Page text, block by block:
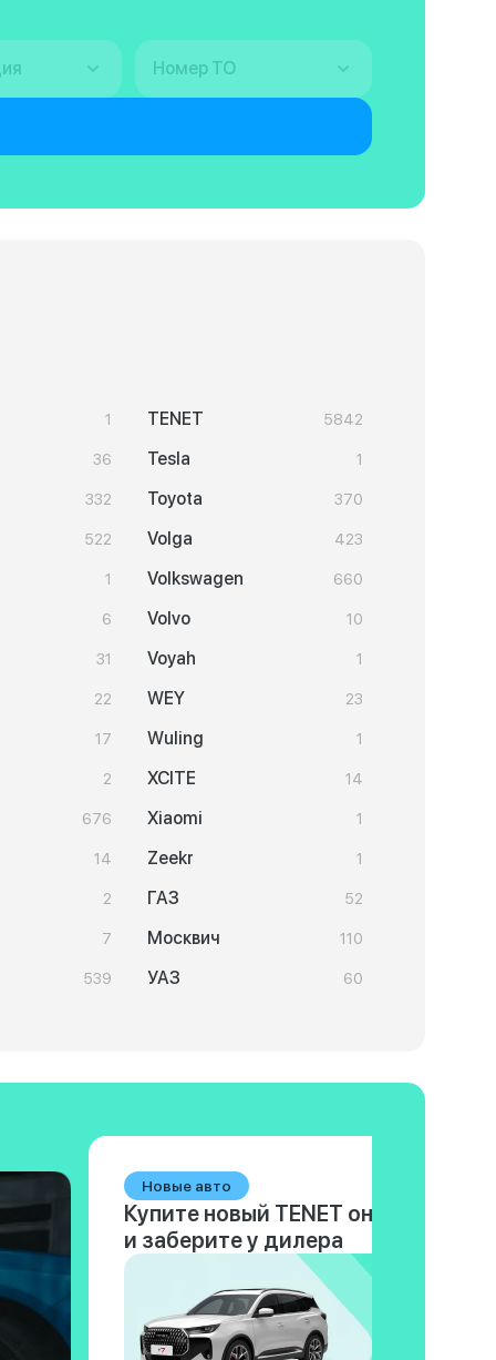
Номер ТО
1
36
332
522
1
6
31
22
17
2
676
14
2
7
539
TENET 5842
Tesla 1
Toyota 370
Volga 423
Volkswagen 660
Volvo 10
Voyah 1
WEY 23
Wuling 1
XCITE 14
Xiaomi 1
Zeekr 1
ГАЗ 52
Москвич 110
УАЗ 60
Новые авто
Купите новый TENET онлайн
и заберите у дилера